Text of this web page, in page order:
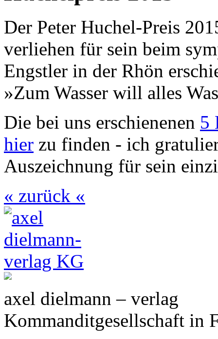
Der Peter Huchel-Preis
verliehen für sein beim
Engstler in der Rhön
»Zum Wasser will alles
Die bei uns erschienenen 5
hier zu finden - ich
Auszeichnung für sein
« zurück «
axel dielmann – verlag
Kommanditgesellschaft in